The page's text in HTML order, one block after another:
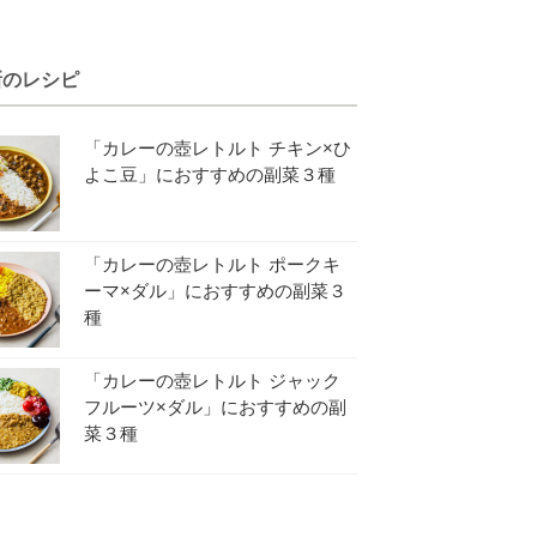
レシピ
「カレーの壺レトルト チキン×ひ
よこ豆」におすすめの副菜３種
「カレーの壺レトルト ポークキ
ーマ×ダル」におすすめの副菜３
種
「カレーの壺レトルト ジャック
フルーツ×ダル」におすすめの副
菜３種